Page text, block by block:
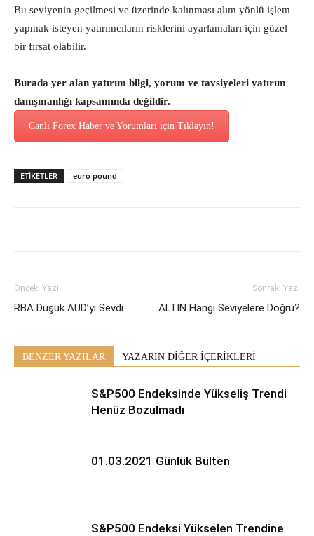
Bu seviyenin geçilmesi ve üzerinde kalınması alım yönlü işlem
yapmak isteyen yatırımcıların risklerini ayarlamaları için güzel
bir fırsat olabilir.
Burada yer alan yatırım bilgi, yorum ve tavsiyeleri yatırım
danışmanlığı kapsamında değildir.
Canlı Forex Haber ve Yorumları için Tıklayın!
ETİKETLER euro pound
Önceki Yazı
RBA Düşük AUD’yi Sevdi
Sonraki Yazı
ALTIN Hangi Seviyelere Doğru?
BENZER YAZILAR YAZARIN DİĞER İÇERİKLERİ
S&P500 Endeksinde Yükseliş Trendi
Henüz Bozulmadı
01.03.2021 Günlük Bülten
S&P500 Endeksi Yükselen Trendine